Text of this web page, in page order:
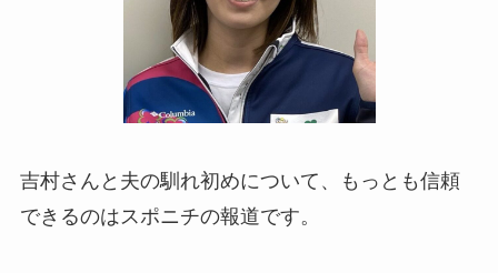
吉村さんと夫の馴れ初めについて、もっとも信頼
できるのはスポニチの報道です。